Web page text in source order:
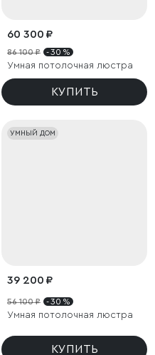
60 300 ₽
86 100 ₽ - 30 %
Умная потолочная люстра
КУПИТЬ
УМНЫЙ ДОМ
39 200 ₽
56 100 ₽ - 30 %
Умная потолочная люстра
КУПИТЬ